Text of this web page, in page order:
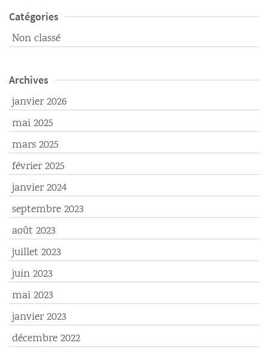
Catégories
Non classé
Archives
janvier 2026
mai 2025
mars 2025
février 2025
janvier 2024
septembre 2023
août 2023
juillet 2023
juin 2023
mai 2023
janvier 2023
décembre 2022